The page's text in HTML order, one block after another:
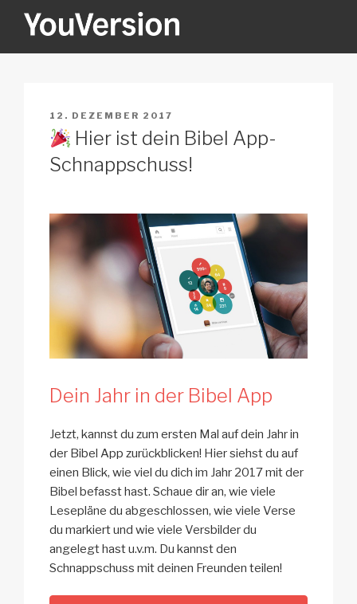
Inhalt
YOUVERSION
VERÖFFENTLICHT
AM
12. DEZEMBER 2017
Hier ist dein Bibel App-
Schnappschuss!
Dein Jahr in der Bibel App
Jetzt, kannst du zum ersten Mal auf dein Jahr in
der Bibel App zurückblicken! Hier siehst du auf
einen Blick, wie viel du dich im Jahr 2017 mit der
Bibel befasst hast. Schaue dir an, wie viele
Lesepläne du abgeschlossen, wie viele Verse
du markiert und wie viele Versbilder du
angelegt hast u.v.m. Du kannst den
Schnappschuss mit deinen Freunden teilen!